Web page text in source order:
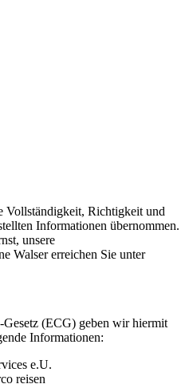
Vollständigkeit, Richtigkeit und
Informationen übernommen.
unsere
Walser erreichen Sie unter
(ECG) geben wir hiermit
Informationen:
e.U.
reisen